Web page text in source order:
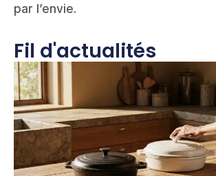
par l’envie.
Fil d'actualités